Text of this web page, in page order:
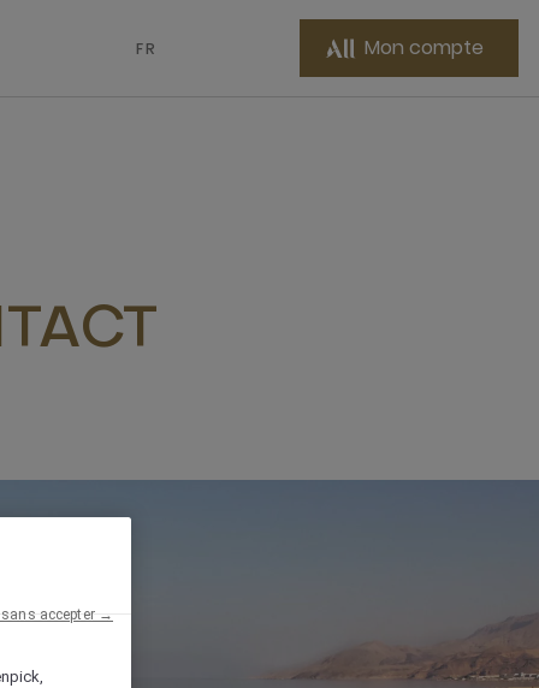
FR Mon compte
accepter →